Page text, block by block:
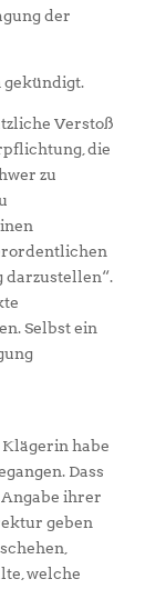
der
Verstoß
die
zu
darzustellen“.
Selbst ein
habe
Dass
ihrer
geben
welche